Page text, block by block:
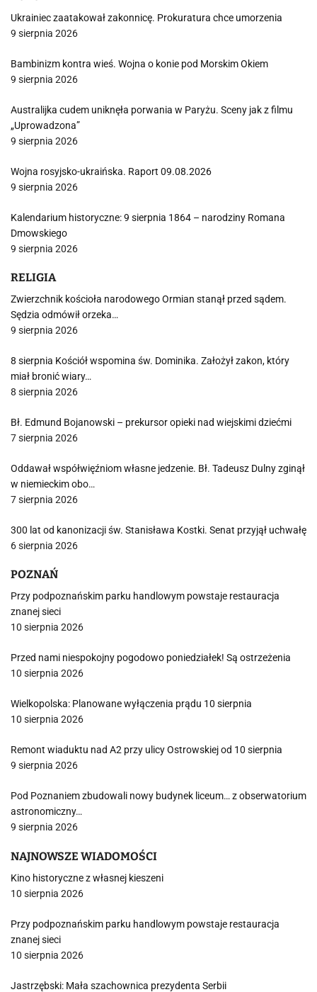
Ukrainiec zaatakował zakonnicę. Prokuratura chce umorzenia
9 sierpnia 2026
Bambinizm kontra wieś. Wojna o konie pod Morskim Okiem
9 sierpnia 2026
Australijka cudem uniknęła porwania w Paryżu. Sceny jak z filmu
„Uprowadzona”
9 sierpnia 2026
Wojna rosyjsko-ukraińska. Raport 09.08.2026
9 sierpnia 2026
Kalendarium historyczne: 9 sierpnia 1864 – narodziny Romana
Dmowskiego
9 sierpnia 2026
RELIGIA
Zwierzchnik kościoła narodowego Ormian stanął przed sądem.
Sędzia odmówił orzeka…
9 sierpnia 2026
8 sierpnia Kościół wspomina św. Dominika. Założył zakon, który
miał bronić wiary…
8 sierpnia 2026
Bł. Edmund Bojanowski – prekursor opieki nad wiejskimi dziećmi
7 sierpnia 2026
Oddawał współwięźniom własne jedzenie. Bł. Tadeusz Dulny zginął
w niemieckim obo…
7 sierpnia 2026
300 lat od kanonizacji św. Stanisława Kostki. Senat przyjął uchwałę
6 sierpnia 2026
POZNAŃ
Przy podpoznańskim parku handlowym powstaje restauracja
znanej sieci
10 sierpnia 2026
Przed nami niespokojny pogodowo poniedziałek! Są ostrzeżenia
10 sierpnia 2026
Wielkopolska: Planowane wyłączenia prądu 10 sierpnia
10 sierpnia 2026
Remont wiaduktu nad A2 przy ulicy Ostrowskiej od 10 sierpnia
9 sierpnia 2026
Pod Poznaniem zbudowali nowy budynek liceum… z obserwatorium
astronomiczny…
9 sierpnia 2026
NAJNOWSZE WIADOMOŚCI
Kino historyczne z własnej kieszeni
10 sierpnia 2026
Przy podpoznańskim parku handlowym powstaje restauracja
znanej sieci
10 sierpnia 2026
Jastrzębski: Mała szachownica prezydenta Serbii